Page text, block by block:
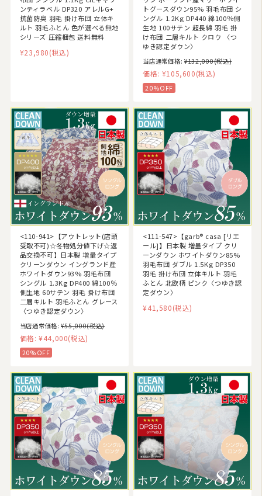
ンティラベル DP320 アレルG+
抗菌防臭 羽毛 掛け布団 立体キ
ルト 羽毛ふとん 色が選べる無地
シリーズ 圧縮梱包 送料無料
¥23,980(税込)
トグースダウン95% 羽毛布団 シ
ングル 1.2Kg DP440 綿100％側
生地 100サテン 超長綿 羽毛 掛
け布団 二層キルト クロウ 〈つ
ゆき認定ダウン〉
当店通常価格: ¥132,000(税込)
価格: ¥105,600(税込)
20%OFF
<110-941>【アウトレット(店頭
受取不可)☆冬物処分値下げ☆返
品交換不可】日本製 増量タイプ
クリーンダウン イングランド産
ホワイトダウン93% 羽毛布団
シングル 1.3Kg DP400 綿100％
側生地 60サテン 羽毛 掛け布団
二層キルト 羽毛ふとん グレース
〈つゆき認定ダウン〉
当店通常価格: ¥55,000(税込)
価格: ¥44,000(税込)
20%OFF
<111-547>【garb® casa [リエ
ール]】日本製 増量タイプ クリ
ーンダウン ホワイトダウン85%
羽毛布団 ダブル 1.5Kg DP350
羽毛 掛け布団 立体キルト 羽毛
ふとん 北欧柄 ピンク〈つゆき認
定ダウン〉
¥41,580(税込)